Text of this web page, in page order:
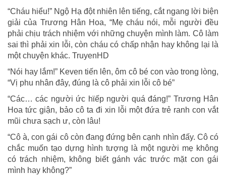
“Cháu hiểu!” Ngộ Hạ đột nhiên lên tiếng, cắt ngang lời biện
giải của Trương Hân Hoa, “Mẹ cháu nói, mỗi người đều
phải chịu trách nhiệm với những chuyện mình làm. Cô làm
sai thì phải xin lỗi, còn cháu có chấp nhận hay không lại là
một chuyện khác. TruyenHD
“Nói hay lắm!” Keven tiến lên, ôm cô bé con vào trong lòng,
“Vị phu nhân đây, đúng là cô phải xin lỗi cô bé”
“Các… các người ức hϊếp người quá đáng!” Trương Hân
Hoa tức giận, bảo cô ta đi xin lỗi một đứa trẻ ranh con vắt
mũi chưa sạch ư, còn lâu!
“Cô à, con gái cô còn đang đứng bên cạnh nhìn đấy. Cô có
chắc muốn tạo dựng hình tượng là một người mẹ không
có trách nhiệm, không biết gánh vác trước mặt con gái
mình hay không?”